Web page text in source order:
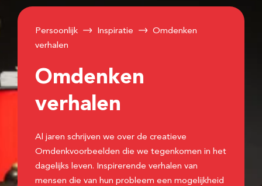
Persoonlijk Inspiratie
Omdenken
verhalen
Omdenken
verhalen
Al jaren schrijven we over de creatieve
Omdenkvoorbeelden die we tegenkomen in het
dagelijks leven. Inspirerende verhalen van
mensen die van hun probleem een mogelijkheid